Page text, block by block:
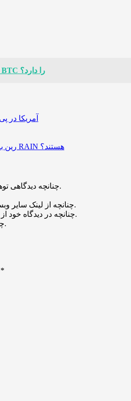
انتقال ۳۱۳ میلیون دلاری SpaceX؛ ایلان ماسک قصد فروش BTC را دارد؟
آمریکا در پی توقیف ۲۵ میلیون دلار رمزارز
رین به فهرست رمزارزهای ترند بازار پیوست؛ چه عواملی پشت صعود قیمت RAIN هستند؟
چنانچه دیدگاهی توهین آمیز باشد و متوجه نویسندگان و سایر کاربران باشد تایید نخواهد شد.
چنانچه از لینک سایر وبسایت ها و یا وبسایت خود در دیدگاه استفاده کرده باشید تایید نخواهد شد.
چنانچه در دیدگاه خود از شماره تماس، ایمیل و آیدی تلگرام استفاده کرده باشید تایید نخواهد شد.
چنانچه دیدگاهی بی ارتباط با موضوع آموزش مطرح شود تایید نخواهد شد.
*